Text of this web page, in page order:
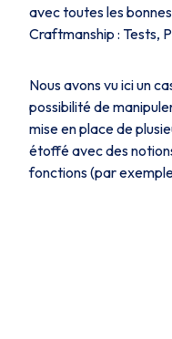
avec toutes les
Craftmanship : Tests,
Nous avons vu ici un
possibilité de
mise en place de
étoffé avec des
fonctions (par